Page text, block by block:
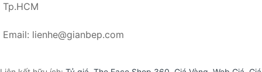
Tp.HCM
Email: lienhe@gianbep.com